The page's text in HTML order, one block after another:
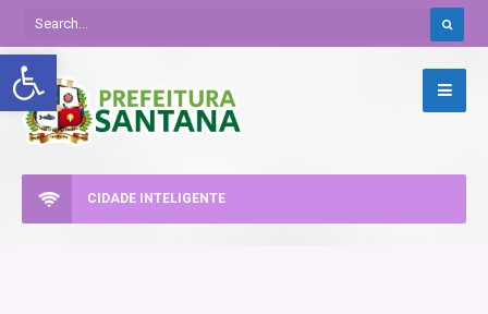
Abrir a barra de ferramentas
CIDADE INTELIGENTE